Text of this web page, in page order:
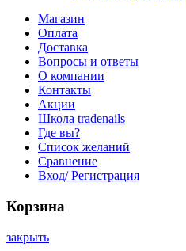
Магазин
Оплата
Доставка
Вопросы и ответы
О компании
Контакты
Акции
Школа tradenails
Где вы?
Список желаний
Сравнение
Вход/ Регистрация
Корзина
закрыть